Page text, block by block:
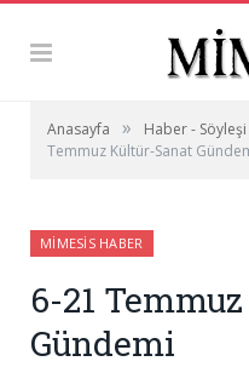
Anasayfa » Haber - Söyleşi
Temmuz Kültür-Sanat
MIMESIS HABER
6-21
Gündemi